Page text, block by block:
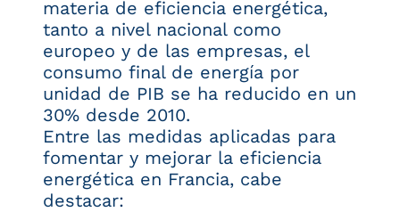
materia de eficiencia energética,
tanto a nivel nacional como
europeo y de las empresas, el
consumo final de energía por
unidad de PIB se ha reducido en un
30% desde 2010.
Entre las medidas aplicadas para
fomentar y mejorar la eficiencia
energética en Francia, cabe
destacar: